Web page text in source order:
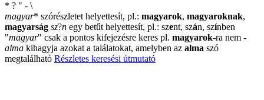
* ? " - \
magyar* szórészletet helyettesít, pl.: magyarok, magyaroknak,
magyarság sz?n egy betűt helyettesít, pl.: szent, szán, színben
"magyar" csak a pontos kifejezésre keres pl. magyarok-ra nem -
alma kihagyja azokat a találatokat, amelyben az alma szó
megtalálható Részletes keresési útmutató